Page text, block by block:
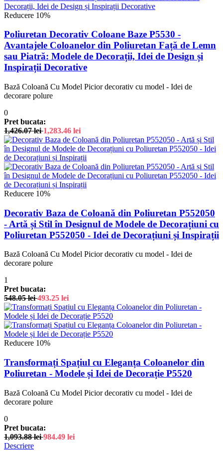
Reducere 10%
Poliuretan Decorativ Coloane Baze P5530 -
Avantajele Coloanelor din Poliuretan Față de Lemn
sau Piatră: Modele de Decorații, Idei de Design și
Inspirații Decorative
Bază Coloană Cu Model Picior decorativ cu model - Idei de
decorare polure
0
Pret bucata:
1,426.07lei 1,283.46 lei
Reducere 10%
Decorativ Baza de Coloană din Poliuretan P552050
- Artă și Stil în Designul de Modele de Decorațiuni cu
Poliuretan P552050 - Idei de Decorațiuni și Inspirații
Bază Coloană Cu Model Picior decorativ cu model - Idei de
decorare polure
1
Pret bucata:
548.05lei 493.25 lei
Reducere 10%
Transformați Spațiul cu Eleganța Coloanelor din
Poliuretan - Modele și Idei de Decorație P5520
Bază Coloană Cu Model Picior decorativ cu model - Idei de
decorare polure
0
Pret bucata:
1,093.88lei 984.49 lei
Descriere